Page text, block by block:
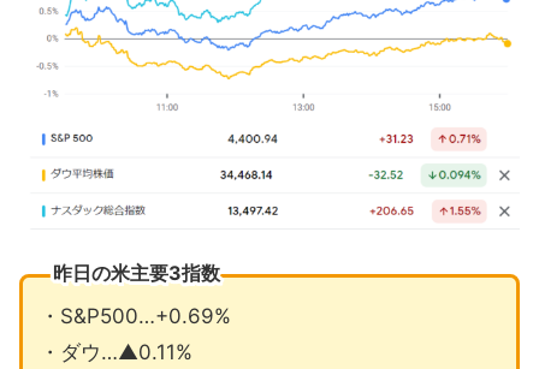
昨日の米主要3指数
・S&P500…+0.69%
・ダウ…▲0.11%